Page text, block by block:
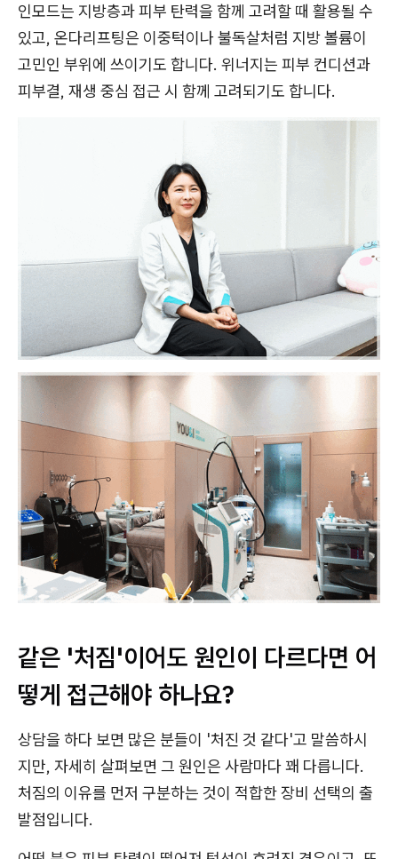
인모드는 지방층과 피부 탄력을 함께 고려할 때 활용될 수
있고, 온다리프팅은 이중턱이나 불독살처럼 지방 볼륨이
고민인 부위에 쓰이기도 합니다. 위너지는 피부 컨디션과
피부결, 재생 중심 접근 시 함께 고려되기도 합니다.
같은 '처짐'이어도 원인이 다르다면 어
떻게 접근해야 하나요?
상담을 하다 보면 많은 분들이 '처진 것 같다'고 말씀하시
지만, 자세히 살펴보면 그 원인은 사람마다 꽤 다릅니다.
처짐의 이유를 먼저 구분하는 것이 적합한 장비 선택의 출
발점입니다.